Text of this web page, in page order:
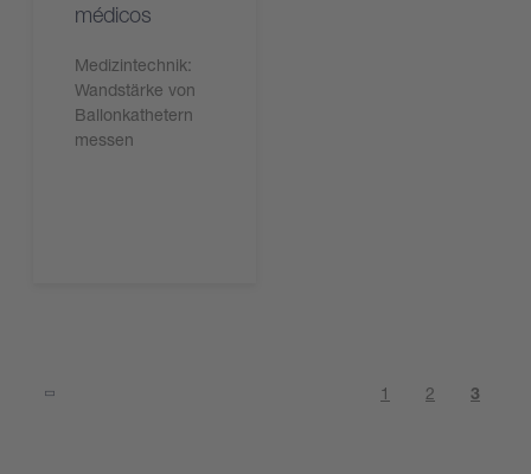
médicos
Medizintechnik:
Wandstärke von
Ballonkathetern
messen
1 2 3